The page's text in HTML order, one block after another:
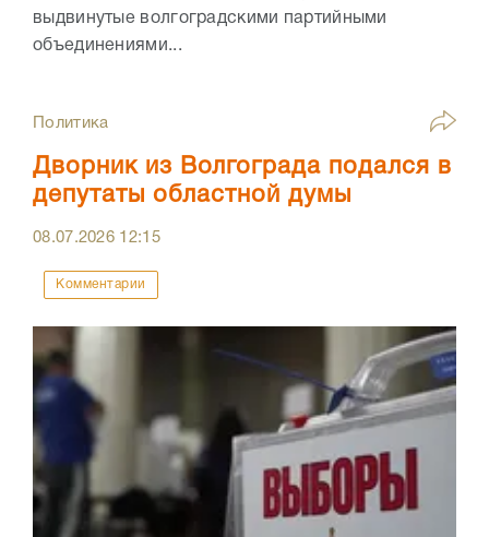
выдвинутые волгоградскими партийными
объединениями...
Политика
Дворник из Волгограда подался в
депутаты областной думы
08.07.2026 12:15
Комментарии